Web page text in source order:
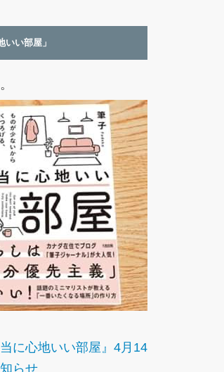
いい部屋」
に心地いい部屋』4月14
らせ